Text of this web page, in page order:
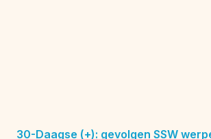
30-Daagse (+): gevolgen SSW